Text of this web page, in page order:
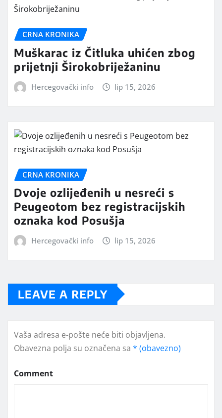
CRNA KRONIKA
Muškarac iz Čitluka uhićen zbog
prijetnji Širokobriježaninu
Hercegovački info lip 15, 2026
CRNA KRONIKA
Dvoje ozlijeđenih u nesreći s
Peugeotom bez registracijskih
oznaka kod Posušja
Hercegovački info lip 15, 2026
LEAVE A REPLY
Vaša adresa e-pošte neće biti objavljena.
Obavezna polja su označena sa * (obavezno)
Comment